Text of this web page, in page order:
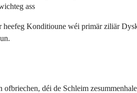
ass
Konditioune wéi primär ziliär
déi de Schleim